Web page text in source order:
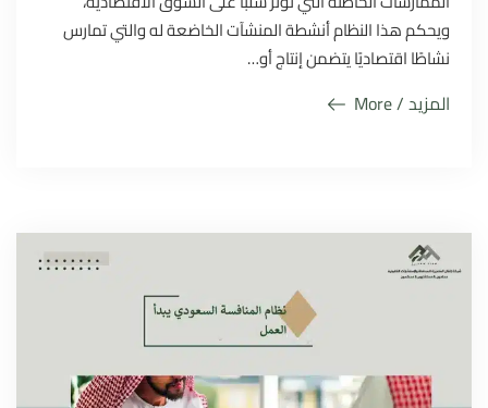
ويحكم هذا النظام أنشطة المنشآت الخاضعة له والتي تمارس
نشاطًا اقتصاديًا يتضمن إنتاج أو…
المزيد / More